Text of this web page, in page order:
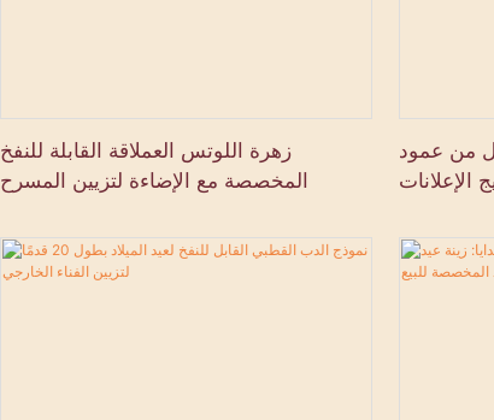
زهرة اللوتس العملاقة القابلة للنفخ
المخصصة مع الإضاءة لتزيين المسرح
من عمود
الإعلانات